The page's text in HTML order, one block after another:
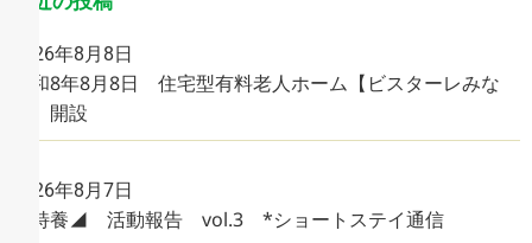
2026年8月8日
令和8年8月8日 住宅型有料老人ホーム【ビスターレみな
み】開設
2026年8月7日
◤特養◢ 活動報告 vol.3 *ショートステイ通信